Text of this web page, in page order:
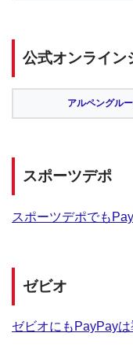
公式オンライン
アルペングル
スポーツデポ
スポーツデポでも
ゼビオ
ゼビオにもPayPayは